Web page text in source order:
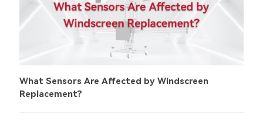
What Sensors Are Affected by Windscreen
Replacement?